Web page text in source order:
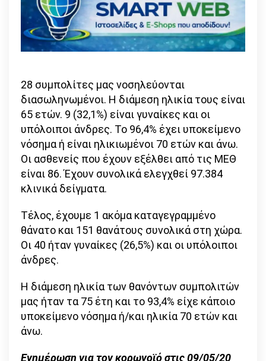
28 συμπολίτες μας νοσηλεύονται
διασωληνωμένοι. Η διάμεση ηλικία τους είναι
65 ετών. 9 (32,1%) είναι γυναίκες και οι
υπόλοιποι άνδρες. To 96,4% έχει υποκείμενο
νόσημα ή είναι ηλικιωμένοι 70 ετών και άνω.
Οι ασθενείς που έχουν εξέλθει από τις ΜΕΘ
είναι 86. Έχουν συνολικά ελεγχθεί 97.384
κλινικά δείγματα.
Τέλος, έχουμε 1 ακόμα καταγεγραμμένο
θάνατο και 151 θανάτους συνολικά στη χώρα.
Οι 40 ήταν γυναίκες (26,5%) και οι υπόλοιποι
άνδρες.
Η διάμεση ηλικία των θανόντων συμπολιτών
μας ήταν τα 75 έτη και το 93,4% είχε κάποιο
υποκείμενο νόσημα ή/και ηλικία 70 ετών και
άνω.
Ενημέρωση για τον κορωνοϊό στις 09/05/20